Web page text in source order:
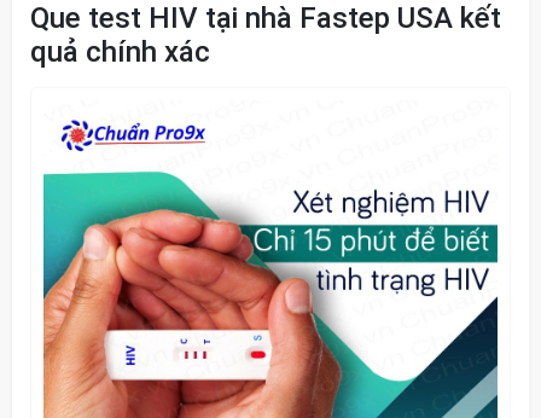
Que test HIV tại nhà Fastep USA kết
quả chính xác